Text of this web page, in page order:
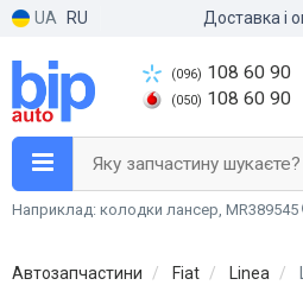
UA RU Доставка і
(096) 108 60 90
(050) 108 60 90
Яку запчастину шукаєте?
Наприклад: колодки лансер, MR389545
Автозапчастини Fiat Linea